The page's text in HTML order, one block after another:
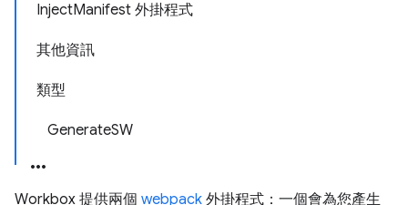
InjectManifest 外掛程式
其他資訊
類型
GenerateSW
Workbox 提供兩個 webpack 外掛程式：一個會為您產生